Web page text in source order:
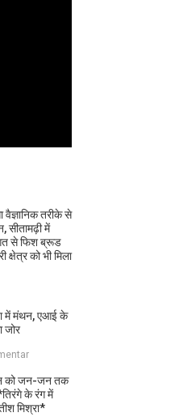
वैज्ञानिक तरीके से
सीतामढ़ी में
से फिश ब्रूड
क्षेत्र को भी मिला
में मंथन, एआई के
जोर
को जन-जन तक
के रंग में
मिश्रा*